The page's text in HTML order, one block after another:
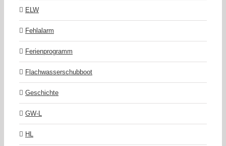
ELW
Fehlalarm
Ferienprogramm
Flachwasserschubboot
Geschichte
GW-L
HL